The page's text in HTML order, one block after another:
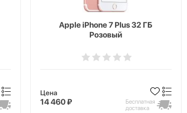
Apple iPhone 7 Plus 32 ГБ
Розовый
Цена
14 460 ₽
Бесплатная
доставка